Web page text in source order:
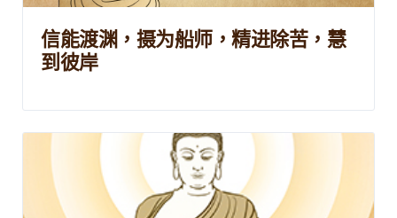
信能渡渊，摄为船师，精进除苦，慧
到彼岸